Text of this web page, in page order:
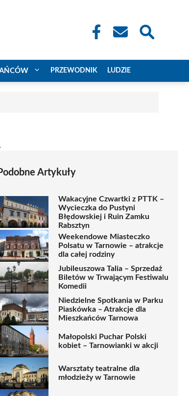
PRZEWODNIK LUDZIE
Artykuły
Wakacyjne Czwartki z PTTK –
Wycieczka do Pustyni
Błędowskiej i Ruin Zamku
Rabsztyn
Weekendowe Miasteczko
Polsatu w Tarnowie – atrakcje
dla całej rodziny
Jubileuszowa Talia – Sprzedaż
Biletów w Trwającym Festiwalu
Komedii
Niedzielne Spotkania w Parku
Piaskówka – Atrakcje dla
Mieszkańców Tarnowa
Małopolski Puchar Polski
kobiet – Tarnowianki w akcji
Warsztaty teatralne dla
młodzieży w Tarnowie